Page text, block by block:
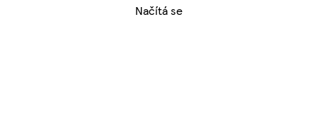
Načítá se